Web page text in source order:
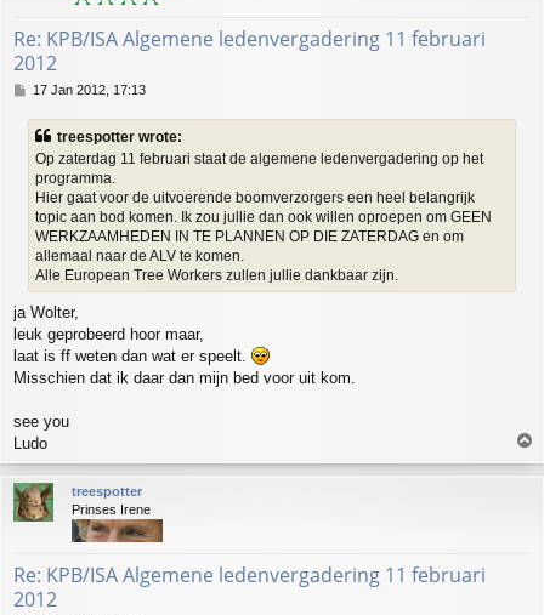
Re: KPB/ISA Algemene ledenvergadering 11 februari
2012
P
s
17 Jan 2012, 17:13
treespotter wrote:
Op zaterdag 11 februari staat de algemene ledenvergadering op het
programma.
Hier gaat voor de uitvoerende boomverzorgers een heel belangrijk
topic aan bod komen. Ik zou jullie dan ook willen oproepen om GEEN
WERKZAAMHEDEN IN TE PLANNEN OP DIE ZATERDAG en om
allemaal naar de ALV te komen.
Alle European Tree Workers zullen jullie dankbaar zijn.
ja Wolter,
leuk geprobeerd hoor maar,
laat is ff weten dan wat er speelt.
Misschien dat ik daar dan mijn bed voor uit kom.
see you
Ludo
o
p
treespotter
Prinses Irene
Re: KPB/ISA Algemene ledenvergadering 11 februari
2012